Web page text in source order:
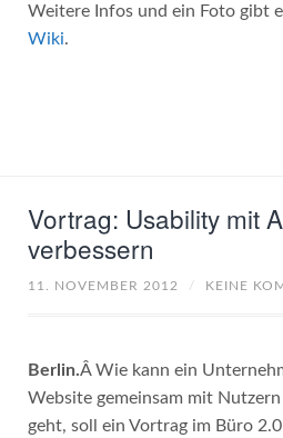
Weitere Infos und ein Foto gibt
Wiki.
Vortrag: Usability mit
verbessern
11. NOVEMBER 2012 / KEINE
Berlin.Â Wie kann ein
Website gemeinsam mit
geht, soll ein Vortrag im Büro